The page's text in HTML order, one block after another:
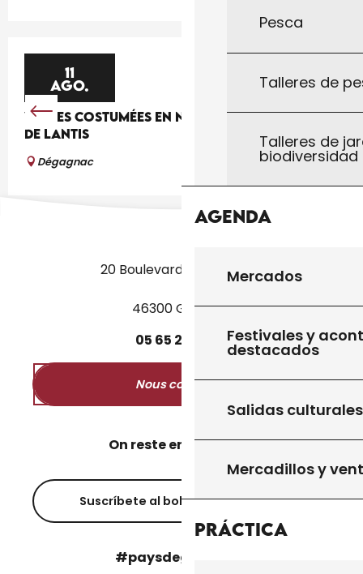
Pesca
Talleres de
Talleres de
biodiversidad
Agenda
Mercados
Festivales y
destacados
Salidas culturales
Mercadillos y
Práctica
11
AGO.
VISITES COSTUMÉES EN NOCTURNE AU CHÂTEAU
DE LANTIS
Dégagnac
20 Boulevard des Martyrs
46300 Gourdon
05 65 27 50
Nous contacter
On reste en contact ?
Suscríbete al boletín informativo
#paysdegourdon !